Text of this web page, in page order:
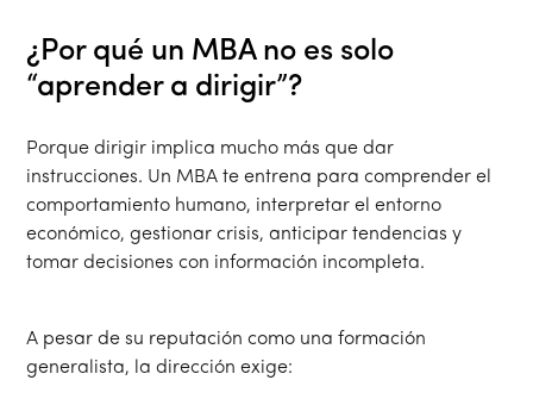
¿Por qué un MBA no es solo
“aprender a dirigir”?
Porque dirigir implica mucho más que dar
instrucciones. Un MBA te entrena para comprender el
comportamiento humano, interpretar el entorno
económico, gestionar crisis, anticipar tendencias y
tomar decisiones con información incompleta.
A pesar de su reputación como una formación
generalista, la dirección exige: